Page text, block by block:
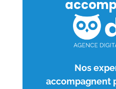
Nos
accompagnent